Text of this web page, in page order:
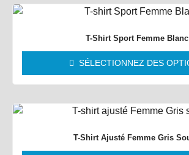
T-Shirt Sport Femme Blanc
SÉLECTIONNEZ DES
T-Shirt Ajusté Femme Gris